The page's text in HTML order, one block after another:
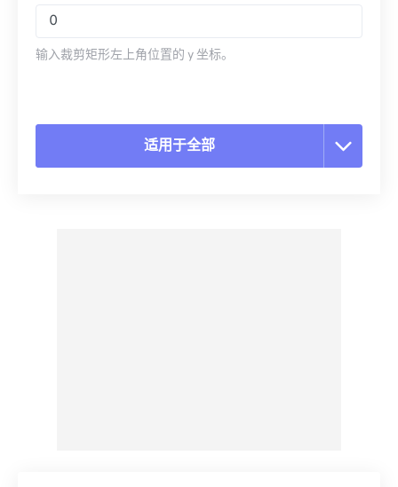
输入裁剪矩形左上角位置的 y 坐标。
适用于全部